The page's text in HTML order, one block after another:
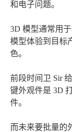
和电子问题。
3D 模型通常用
模型体验到目标
色。
前段时间卫 Sir
键外观件是 3D
件。
而未来要批量的